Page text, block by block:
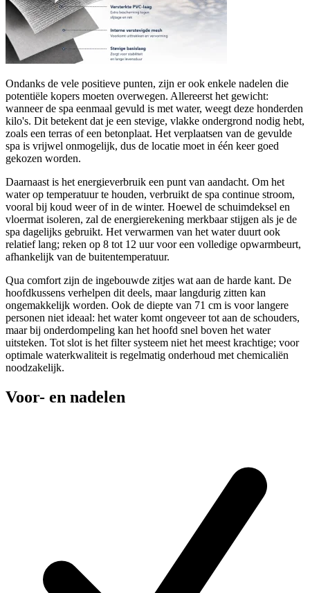
Ondanks de vele positieve punten, zijn er ook enkele nadelen die
potentiële kopers moeten overwegen. Allereerst het gewicht:
wanneer de spa eenmaal gevuld is met water, weegt deze honderden
kilo's. Dit betekent dat je een stevige, vlakke ondergrond nodig hebt,
zoals een terras of een betonplaat. Het verplaatsen van de gevulde
spa is vrijwel onmogelijk, dus de locatie moet in één keer goed
gekozen worden.
Daarnaast is het energieverbruik een punt van aandacht. Om het
water op temperatuur te houden, verbruikt de spa continue stroom,
vooral bij koud weer of in de winter. Hoewel de schuimdeksel en
vloermat isoleren, zal de energierekening merkbaar stijgen als je de
spa dagelijks gebruikt. Het verwarmen van het water duurt ook
relatief lang; reken op 8 tot 12 uur voor een volledige opwarmbeurt,
afhankelijk van de buitentemperatuur.
Qua comfort zijn de ingebouwde zitjes wat aan de harde kant. De
hoofdkussens verhelpen dit deels, maar langdurig zitten kan
ongemakkelijk worden. Ook de diepte van 71 cm is voor langere
personen niet ideaal: het water komt ongeveer tot aan de schouders,
maar bij onderdompeling kan het hoofd snel boven het water
uitsteken. Tot slot is het filter systeem niet het meest krachtige; voor
optimale waterkwaliteit is regelmatig onderhoud met chemicaliën
noodzakelijk.
Voor- en nadelen